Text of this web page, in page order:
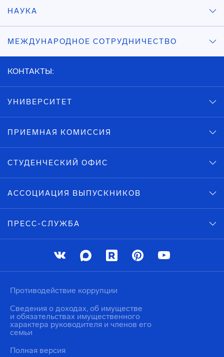
НАУКА
МЕЖДУНАРОДНОЕ СОТРУДНИЧЕСТВО
КОНТАКТЫ:
УНИВЕРСИТЕТ
ПРИЕМНАЯ КОМИССИЯ
СТУДЕНЧЕСКИЙ ОФИС
АССОЦИАЦИЯ ВЫПУСКНИКОВ
ПРЕСС-СЛУЖБА
Противодействие коррупции
Сведения о доходах, об имуществе
и обязательствах имущественного
характера руководителя и членов его
семьи
Полная версия